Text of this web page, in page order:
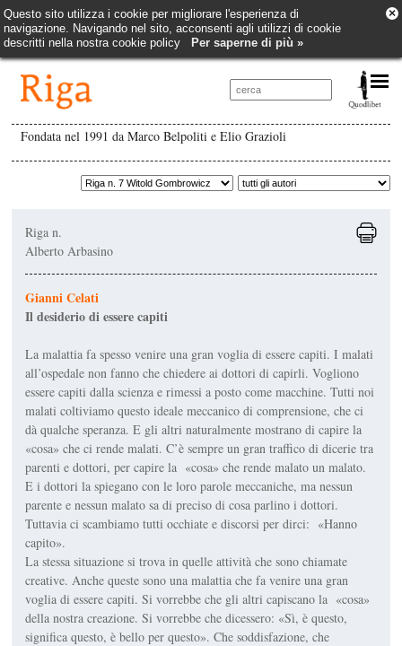
Questo sito utilizza i cookie per migliorare l'esperienza di
navigazione. Navigando nel sito, acconsenti agli utilizzi di cookie
descritti nella nostra cookie policy
Per saperne di più »
×
Fondata nel 1991 da Marco Belpoliti e Elio Grazioli
Riga n.
Alberto Arbasino
Gianni Celati
Il desiderio di essere capiti
La malattia fa spesso venire una gran voglia di essere capiti. I malati
all’ospedale non fanno che chiedere ai dottori di capirli. Vogliono
essere capiti dalla scienza e rimessi a posto come macchine. Tutti noi
malati coltiviamo questo ideale meccanico di comprensione, che ci
dà qualche speranza. E gli altri naturalmente mostrano di capire la
«cosa» che ci rende malati. C’è sempre un gran traffico di dicerie tra
parenti e dottori, per capire la «cosa» che rende malato un malato.
E i dottori la spiegano con le loro parole meccaniche, ma nessun
parente e nessun malato sa di preciso di cosa parlino i dottori.
Tuttavia ci scambiamo tutti occhiate e discorsi per dirci: «Hanno
capito».
La stessa situazione si trova in quelle attività che sono chiamate
creative. Anche queste sono una malattia che fa venire una gran
voglia di essere capiti. Si vorrebbe che gli altri capiscano la «cosa»
della nostra creazione. Si vorrebbe che dicessero: «Sì, è questo,
significa questo, è bello per questo». Che soddisfazione, che